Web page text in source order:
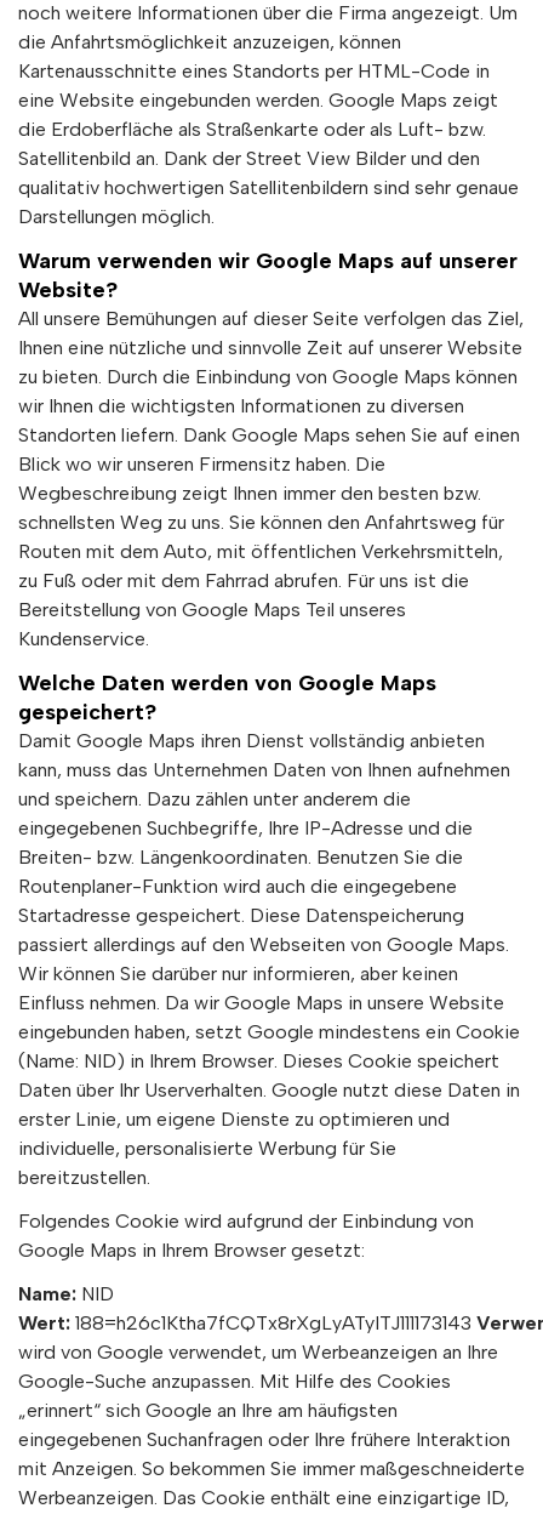
noch weitere Informationen über die Firma angezeigt. Um
die Anfahrtsmöglichkeit anzuzeigen, können
Kartenausschnitte eines Standorts per HTML-Code in
eine Website eingebunden werden. Google Maps zeigt
die Erdoberfläche als Straßenkarte oder als Luft- bzw.
Satellitenbild an. Dank der Street View Bilder und den
qualitativ hochwertigen Satellitenbildern sind sehr genaue
Darstellungen möglich.
Warum verwenden wir Google Maps auf unserer
Website?
All unsere Bemühungen auf dieser Seite verfolgen das Ziel,
Ihnen eine nützliche und sinnvolle Zeit auf unserer Website
zu bieten. Durch die Einbindung von Google Maps können
wir Ihnen die wichtigsten Informationen zu diversen
Standorten liefern. Dank Google Maps sehen Sie auf einen
Blick wo wir unseren Firmensitz haben. Die
Wegbeschreibung zeigt Ihnen immer den besten bzw.
schnellsten Weg zu uns. Sie können den Anfahrtsweg für
Routen mit dem Auto, mit öffentlichen Verkehrsmitteln,
zu Fuß oder mit dem Fahrrad abrufen. Für uns ist die
Bereitstellung von Google Maps Teil unseres
Kundenservice.
Welche Daten werden von Google Maps
gespeichert?
Damit Google Maps ihren Dienst vollständig anbieten
kann, muss das Unternehmen Daten von Ihnen aufnehmen
und speichern. Dazu zählen unter anderem die
eingegebenen Suchbegriffe, Ihre IP-Adresse und die
Breiten- bzw. Längenkoordinaten. Benutzen Sie die
Routenplaner-Funktion wird auch die eingegebene
Startadresse gespeichert. Diese Datenspeicherung
passiert allerdings auf den Webseiten von Google Maps.
Wir können Sie darüber nur informieren, aber keinen
Einfluss nehmen. Da wir Google Maps in unsere Website
eingebunden haben, setzt Google mindestens ein Cookie
(Name: NID) in Ihrem Browser. Dieses Cookie speichert
Daten über Ihr Userverhalten. Google nutzt diese Daten in
erster Linie, um eigene Dienste zu optimieren und
individuelle, personalisierte Werbung für Sie
bereitzustellen.
Folgendes Cookie wird aufgrund der Einbindung von
Google Maps in Ihrem Browser gesetzt:
Name: NID
Wert: 188=h26c1Ktha7fCQTx8rXgLyATyITJ111173143
wird von Google verwendet, um Werbeanzeigen an Ihre
Google-Suche anzupassen. Mit Hilfe des Cookies
„erinnert“ sich Google an Ihre am häufigsten
eingegebenen Suchanfragen oder Ihre frühere Interaktion
mit Anzeigen. So bekommen Sie immer maßgeschneiderte
Werbeanzeigen. Das Cookie enthält eine einzigartige ID,